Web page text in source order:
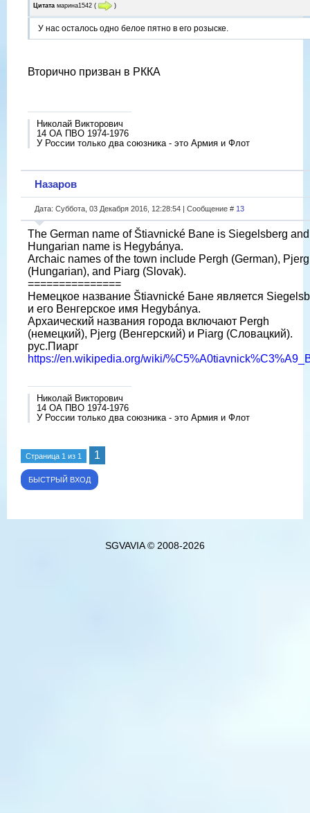
Цитата марина1542 ( )
У нас осталось одно белое пятно в его розыске.
Вторично призван в РККА
Николай Викторович
14 ОА ПВО 1974-1976
У России только два союзника - это Армия и Флот
Назаров
Дата: Суббота, 03 Декабря 2016, 12:28:54 | Сообщение # 13
The German name of Štiavnické Bane is Siegelsberg
Hungarian name is Hegybánya.
Archaic names of the town include Pergh (German), Pjerg
(Hungarian), and Piarg (Slovak).
===============
Немецкое название Štiavnické Бане является
и его Венгерское имя Hegybánya.
Архаический названия города включают Pergh
(немецкий), Pjerg (Венгерский) и Piarg (Словацкий).
рус.Пиарг
https://en.wikipedia.org/wiki/
Николай Викторович
14 ОА ПВО 1974-1976
У России только два союзника - это Армия и Флот
Страница 1 из 1 1
SGVAVIA © 2008-2026